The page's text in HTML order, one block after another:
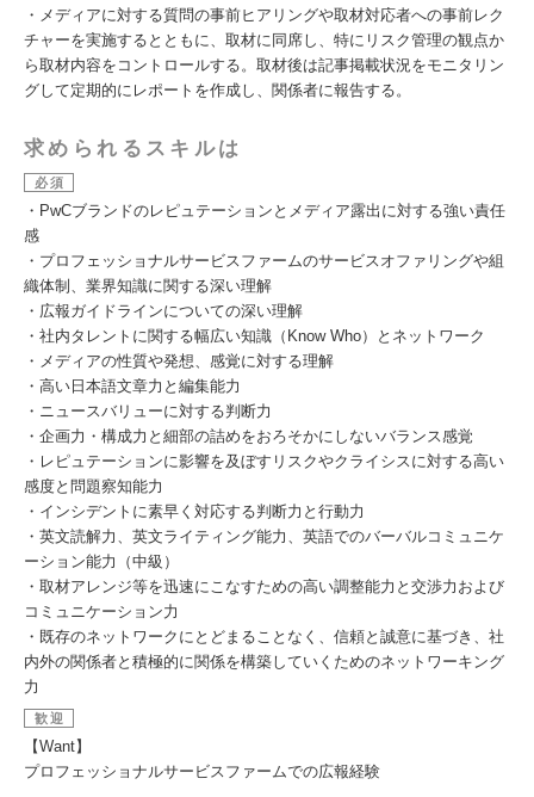
・メディアに対する質問の事前ヒアリングや取材対応者への事前レク
チャーを実施するとともに、取材に同席し、特にリスク管理の観点か
ら取材内容をコントロールする。取材後は記事掲載状況をモニタリン
グして定期的にレポートを作成し、関係者に報告する。
求められるスキルは
必須
・PwCブランドのレピュテーションとメディア露出に対する強い責任
感
・プロフェッショナルサービスファームのサービスオファリングや組
織体制、業界知識に関する深い理解
・広報ガイドラインについての深い理解
・社内タレントに関する幅広い知識（Know Who）とネットワーク
・メディアの性質や発想、感覚に対する理解
・高い日本語文章力と編集能力
・ニュースバリューに対する判断力
・企画力・構成力と細部の詰めをおろそかにしないバランス感覚
・レピュテーションに影響を及ぼすリスクやクライシスに対する高い
感度と問題察知能力
・インシデントに素早く対応する判断力と行動力
・英文読解力、英文ライティング能力、英語でのバーバルコミュニケ
ーション能力（中級）
・取材アレンジ等を迅速にこなすための高い調整能力と交渉力および
コミュニケーション力
・既存のネットワークにとどまることなく、信頼と誠意に基づき、社
内外の関係者と積極的に関係を構築していくためのネットワーキング
力
歓迎
【Want】
プロフェッショナルサービスファームでの広報経験